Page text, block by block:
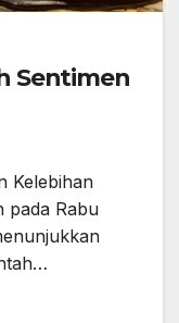
Sentimen
Kelebihan
pada Rabu